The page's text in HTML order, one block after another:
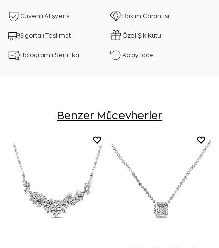
Güvenli Alışveriş Bakım Garantisi
Sigortalı Teslimat Özel Şık Kutu
Hologramlı Sertifika Kolay İade
Benzer Mücevherler